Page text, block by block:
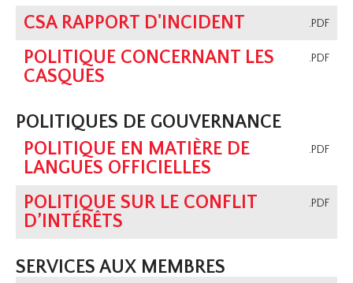
.PDF
CSA RAPPORT D'INCIDENT
.PDF
POLITIQUE CONCERNANT LES
CASQUES
POLITIQUES DE GOUVERNANCE
.PDF
POLITIQUE EN MATIÈRE DE
LANGUES OFFICIELLES
.PDF
POLITIQUE SUR LE CONFLIT
D’INTÉRÊTS
SERVICES AUX MEMBRES